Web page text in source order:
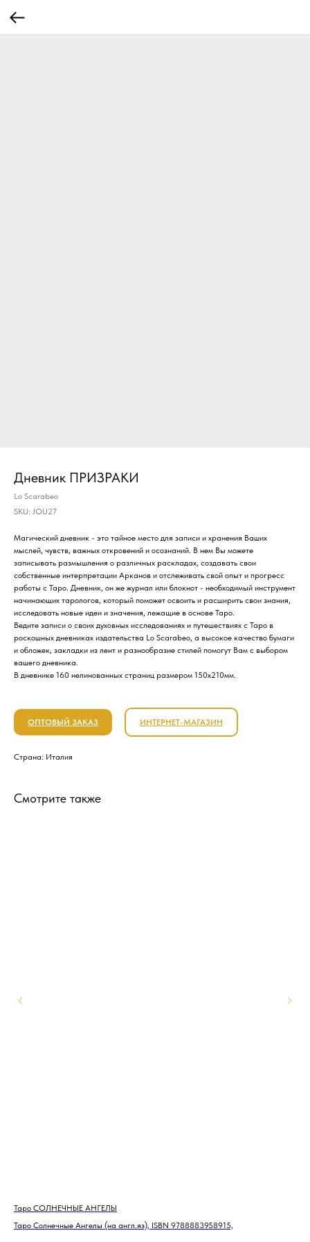
Дневник ПРИЗРАКИ
Lo Scarabeo
SKU: JOU27
Магический дневник - это тайное место для записи и хранения Ваших
мыслей, чувств, важных откровений и осознаний. В нем Вы можете
записывать размышления о различных раскладах, создавать свои
собственные интерпретации Арканов и отслеживать свой опыт и прогресс
работы с Таро. Дневник, он же журнал или блокнот - необходимый инструмент
начинающих тарологов, который поможет освоить и расширить свои знания,
исследовать новые идеи и значения, лежащие в основе Таро.
Ведите записи о своих духовных исследованиях и путешествиях с Таро в
роскошных дневниках издательства Lo Scarabeo, а высокое качество бумаги
и обложек, закладки из лент и разнообразие стилей помогут Вам с выбором
вашего дневника.
В дневнике 160 нелинованных страниц размером 150х210мм.
ОПТОВЫЙ ЗАКАЗ ИНТЕРНЕТ-МАГАЗИН
Страна: Италия
Смотрите также
Таро СОЛНЕЧНЫЕ АНГЕЛЫ
Таро Солнечные Ангелы (на англ.яз), ISBN 9788883958915,